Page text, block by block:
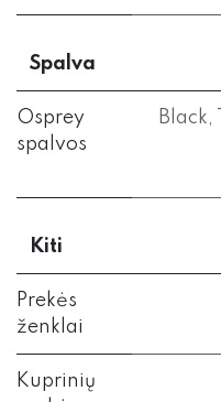
Spalva
Osprey
spalvos
Black,
Kiti
Prekės
ženklai
Kuprinių